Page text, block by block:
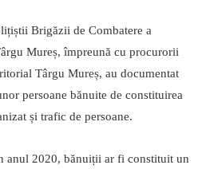
Brigăzii de Combatere a
Mureș, împreună cu procurorii
Târgu Mureș, au documentat
persoane bănuite de constituirea
și trafic de persoane.
anul 2020, bănuiții ar fi constituit un